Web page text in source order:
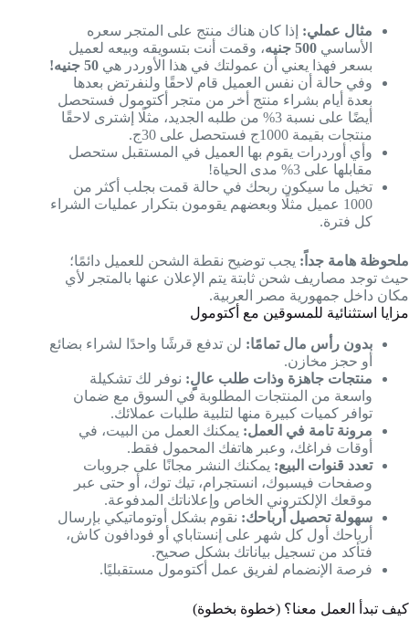
مثال عملي: إذا كان هناك منتج على المتجر سعره
الأساسي 500 جنيه
، وقمت أنت بتسويقه وبيعه لعميل
بسعر فهذا يعني أن عمولتك في هذا الأوردر هي 50 جنيه!
وفي حالة أن نفس العميل قام لاحقًا ولنفرتض بعدها
بعدة أيام بشراء منتج أخر من متجر أكتومول فستحصل
أيضًا على نسبة 3% من طلبه الجديد، مثلًا إشترى لاحقًا
منتجات بقيمة 1000ج فستحصل على 30ج.
وأي أوردرات يقوم بها العميل في المستقبل ستحصل
مقابلها على 3% مدى الحياة!
تخيل ما سيكون ربحك في حالة قمت بجلب أكثر من
1000 عميل مثلًا وبعضهم يقومون بتكرار عمليات الشراء
كل فترة.
ملحوظة هامة جداً: يجب توضيح نقطة الشحن للعميل دائمًا؛
حيث توجد مصاريف شحن ثابتة يتم الإعلان عنها بالمتجر لأي
مكان داخل جمهورية مصر العربية.
مزايا استثنائية للمسوقين مع أكتومول
بدون رأس مال تمامًا: لن تدفع قرشًا واحدًا لشراء بضائع
أو حجز مخازن.
منتجات جاهزة وذات طلب عالٍ: نوفر لك تشكيلة
واسعة من المنتجات المطلوبة في السوق مع ضمان
توافر كميات كبيرة منها لتلبية طلبات عملائك.
مرونة تامة في العمل: يمكنك العمل من البيت، في
أوقات فراغك، وعبر هاتفك المحمول فقط.
تعدد قنوات البيع: يمكنك النشر مجانًا على جروبات
وصفحات فيسبوك، انستجرام، تيك توك، أو حتى عبر
موقعك الإلكتروني الخاص وإعلاناتك المدفوعة.
سهولة تحصيل أرباحك: نقوم بشكل أوتوماتيكي بإرسال
أرباحك أول كل شهر على إنستاباي أو فودافون كاش،
فتأكد من تسجيل بياناتك بشكل صحيح.
فرصة الإنضمام لفريق عمل أكتومول مستقبليًا.
كيف تبدأ العمل معنا؟ (خطوة بخطوة)